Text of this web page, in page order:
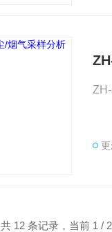
共 12 条记录，当前 1 /